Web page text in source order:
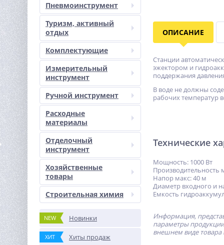
Пневмоинструмент
Туризм, активный
отдых
Комплектующие
Измерительный
инструмент
Ручной инструмент
Расходные
материалы
Отделочный
инструмент
Хозяйственные
товары
Строительная химия
NEW Новинки
ХИТ Хиты продаж
ОПИСАНИЕ
Станции
эжектором и
поддержания
В воде не должны
рабочих температур
Технические
Мощность: 1000 Вт
Производительность
Напор макс: 40 м
Диаметр входного и
Емкость
Информация,
параметры
внешнем виде товара